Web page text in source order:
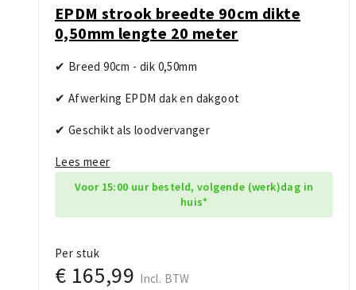
EPDM strook breedte 90cm dikte
0,50mm lengte 20 meter
✔ Breed 90cm - dik 0,50mm
✔ Afwerking EPDM dak en dakgoot
✔ Geschikt als loodvervanger
Lees meer
Voor 15:00 uur besteld, volgende (werk)dag in
huis*
Per stuk
€ 165,99 Incl. BTW